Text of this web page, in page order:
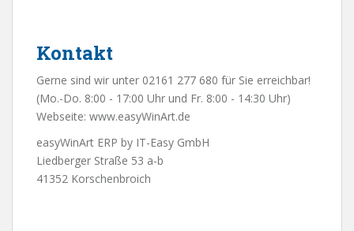
Kontakt
Gerne sind wir unter 02161 277 680 für Sie erreichbar!
(Mo.-Do. 8:00 - 17:00 Uhr und Fr. 8:00 - 14:30 Uhr)
Webseite: www.easyWinArt.de
easyWinArt ERP by IT-Easy GmbH
Liedberger Straße 53 a-b
41352 Korschenbroich